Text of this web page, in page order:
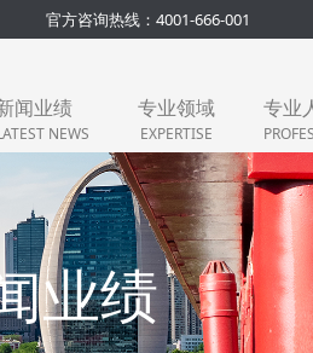
官方咨询热线：4001-666-001
闻业绩
NEWS
专业领域
EXPERTISE
专业
业绩